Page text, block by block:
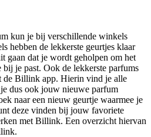
kun je bij verschillende winkels
hebben de lekkerste geurtjes klaar
gaan dat je wordt geholpen om het
bij je past. Ook de lekkerste parfums
de Billink app. Hierin vind je alle
dus ook jouw nieuwe parfum
naar een nieuw geurtje waarmee je
deze vinden bij jouw favoriete
met Billink. Een overzicht hiervan